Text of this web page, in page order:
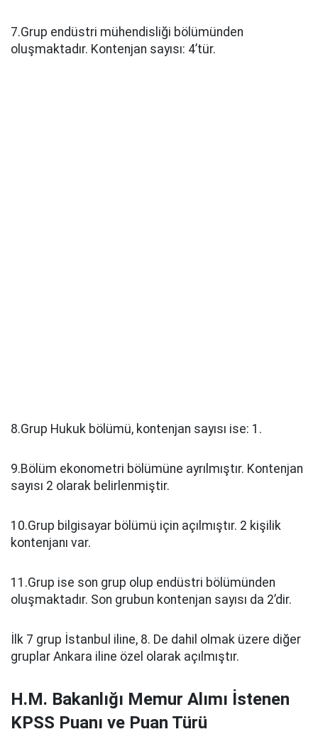
7.Grup endüstri mühendisliği bölümünden
oluşmaktadır. Kontenjan sayısı: 4’tür.
8.Grup Hukuk bölümü, kontenjan sayısı ise: 1.
9.Bölüm ekonometri bölümüne ayrılmıştır. Kontenjan
sayısı 2 olarak belirlenmiştir.
10.Grup bilgisayar bölümü için açılmıştır. 2 kişilik
kontenjanı var.
11.Grup ise son grup olup endüstri bölümünden
oluşmaktadır. Son grubun kontenjan sayısı da 2’dir.
İlk 7 grup İstanbul iline, 8. De dahil olmak üzere diğer
gruplar Ankara iline özel olarak açılmıştır.
H.M. Bakanlığı Memur Alımı İstenen
KPSS Puanı ve Puan Türü